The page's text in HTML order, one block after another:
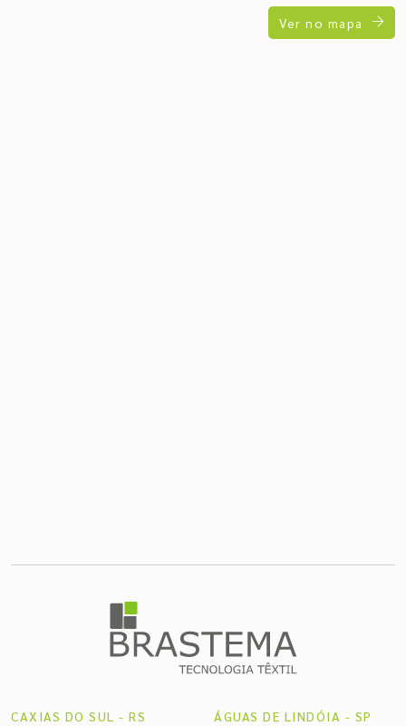
Ver no mapa
CAXIAS DO SUL - RS ÁGUAS DE LINDÓIA - SP